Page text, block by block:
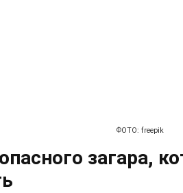
ФОТО: freepik
загара,